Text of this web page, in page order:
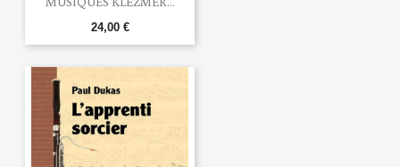
24,00 €